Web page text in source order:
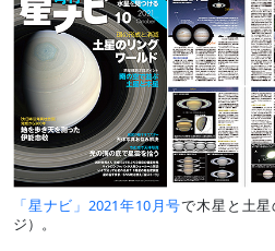
「星ナビ」2021年10月号で木星と土
ジ）。